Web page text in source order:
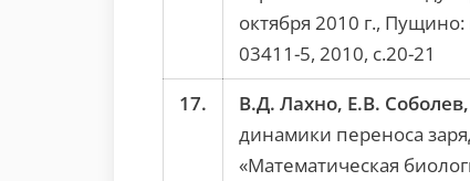
октября 2010 г.,
03411-5, 2010, с.20-21
17.
В.Д. Лахно, Е.В.
динамики переноса
«Математическая